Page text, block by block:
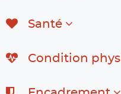
Santé
Condition